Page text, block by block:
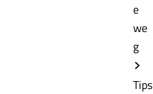
e
we
g
Tips